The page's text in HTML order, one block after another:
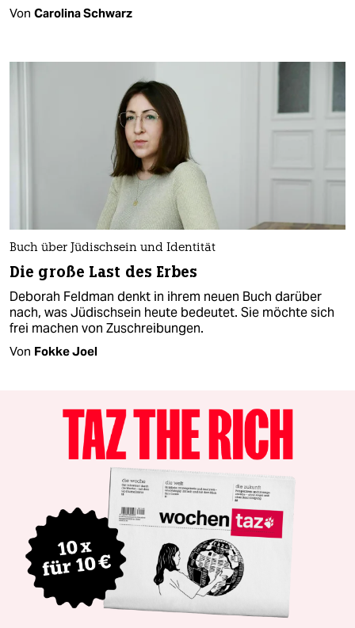
Von Carolina Schwarz
Buch über Jüdischsein und Identität
Die große Last des Erbes
Deborah Feldman denkt in ihrem neuen Buch darüber
nach, was Jüdischsein heute bedeutet. Sie möchte sich
frei machen von Zuschreibungen.
Von Fokke Joel